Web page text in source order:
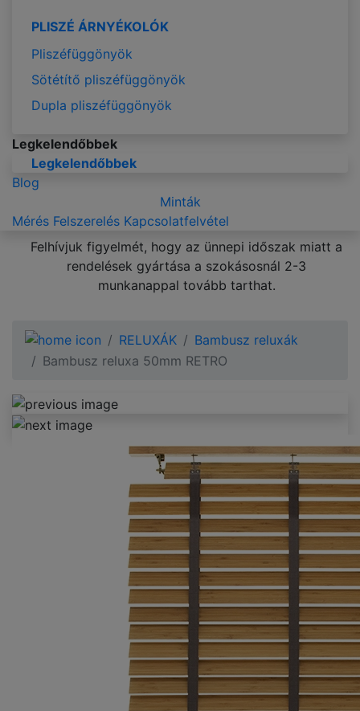
PLISZÉ ÁRNYÉKOLÓK
Pliszéfüggönyök
Sötétítő pliszéfüggönyök
Dupla pliszéfüggönyök
Legkelendőbbek
Legkelendőbbek
Blog
Minták
Mérés Felszerelés Kapcsolatfelvétel
Felhívjuk figyelmét, hogy az ünnepi időszak miatt a
rendelések gyártása a szokásosnál 2-3
munkanappal tovább tarthat.
RELUXÁK
Bambusz reluxák
Bambusz reluxa 50mm RETRO